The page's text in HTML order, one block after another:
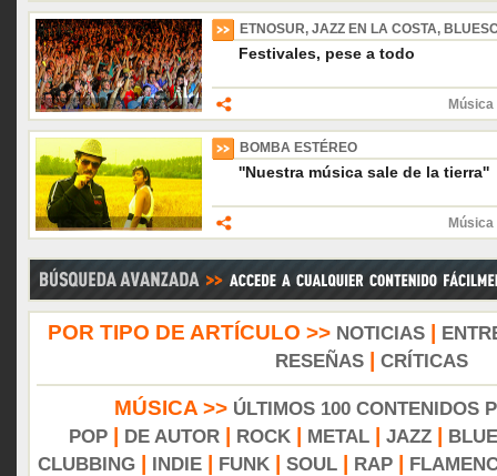
ETNOSUR, JAZZ EN LA COSTA,
Festivales, pese a todo
BOMBA ESTÉREO
''Nuestra música sale de la tierra''
POR TIPO DE ARTÍCULO >> NOTICIAS|
RESEÑAS| CRÍTICAS
MÚSICA >> ÚLTIMOS 100 CONTENIDOS
POP
DE AUTOR ROCK METAL JAZZ
CLUBBING
INDIE FUNK SOUL RAP